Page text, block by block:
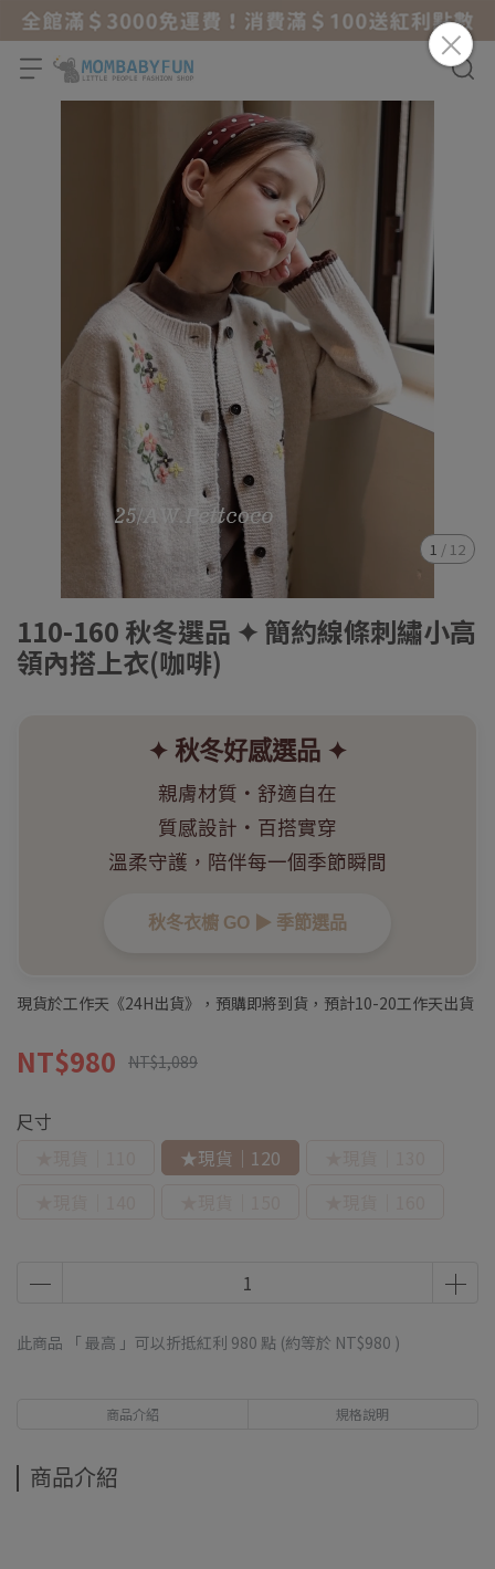
1 / 12
110-160 秋冬選品 ✦ 簡約線條刺繡小高
領內搭上衣(咖啡)
✦ 秋冬好感選品 ✦
親膚材質・舒適自在
質感設計・百搭實穿
溫柔守護，陪伴每一個季節瞬間
秋冬衣櫥 GO ▶︎ 季節選品
現貨於工作天《24H出貨》，預購即將到貨，預計10-20工作天出貨
NT$980 NT$1,089
尺寸
★現貨｜120
此商品 「 最高 」可以折抵紅利 980 點 (約等於 NT$980 )
商品介紹 規格說明
商品介紹